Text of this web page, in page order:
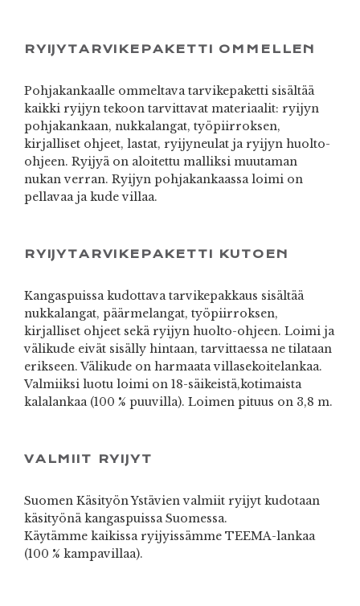
RYIJYTARVIKEPAKETTI OMMELLEN
Pohjakankaalle ommeltava tarvikepaketti sisältää
kaikki ryijyn tekoon tarvittavat materiaalit: ryijyn
pohjakankaan, nukkalangat, työpiirroksen,
kirjalliset ohjeet, lastat, ryijyneulat ja ryijyn huolto-
ohjeen. Ryijyä on aloitettu malliksi muutaman
nukan verran. Ryijyn pohjakankaassa loimi on
pellavaa ja kude villaa.
RYIJYTARVIKEPAKETTI KUTOEN
Kangaspuissa kudottava tarvikepakkaus sisältää
nukkalangat, päärmelangat, työpiirroksen,
kirjalliset ohjeet sekä ryijyn huolto-ohjeen. Loimi ja
välikude eivät sisälly hintaan, tarvittaessa ne tilataan
erikseen. Välikude on harmaata villasekoitelankaa.
Valmiiksi luotu loimi on 18-säikeistä,kotimaista
kalalankaa (100 % puuvilla). Loimen pituus on 3,8 m.
VALMIIT RYIJYT
Suomen Käsityön Ystävien valmiit ryijyt kudotaan
käsityönä kangaspuissa Suomessa.
Käytämme kaikissa ryijyissämme TEEMA-lankaa
(100 % kampavillaa).